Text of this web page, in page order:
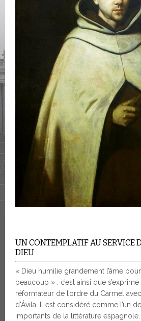
UN CONTEMPLATIF AU SERVICE
DIEU
« Dieu humilie grandement l’âme
beaucoup » : c’est ainsi que
réformateur de l’ordre du Carmel
d'Ávila. Il est considéré comme l’un
importants de la littérature